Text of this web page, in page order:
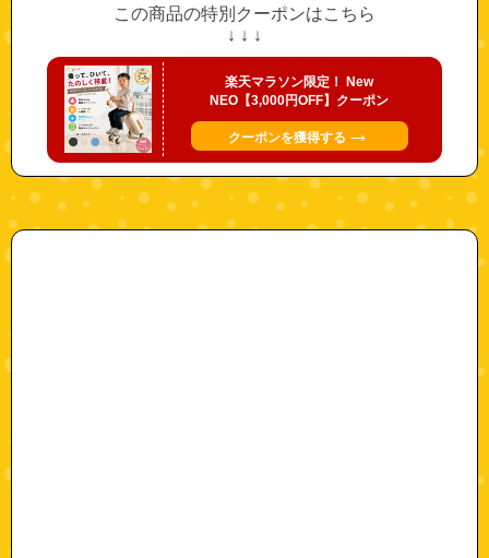
楽天マラソン限定！ New
NEO【3,000円OFF】クーポン
クーポンを獲得する →
この商品の特別クーポンはこちら
↓ ↓ ↓
"monohoshi"